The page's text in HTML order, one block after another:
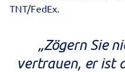
TNT/FedEx.
„Zögern Sie
vertrauen, er ist